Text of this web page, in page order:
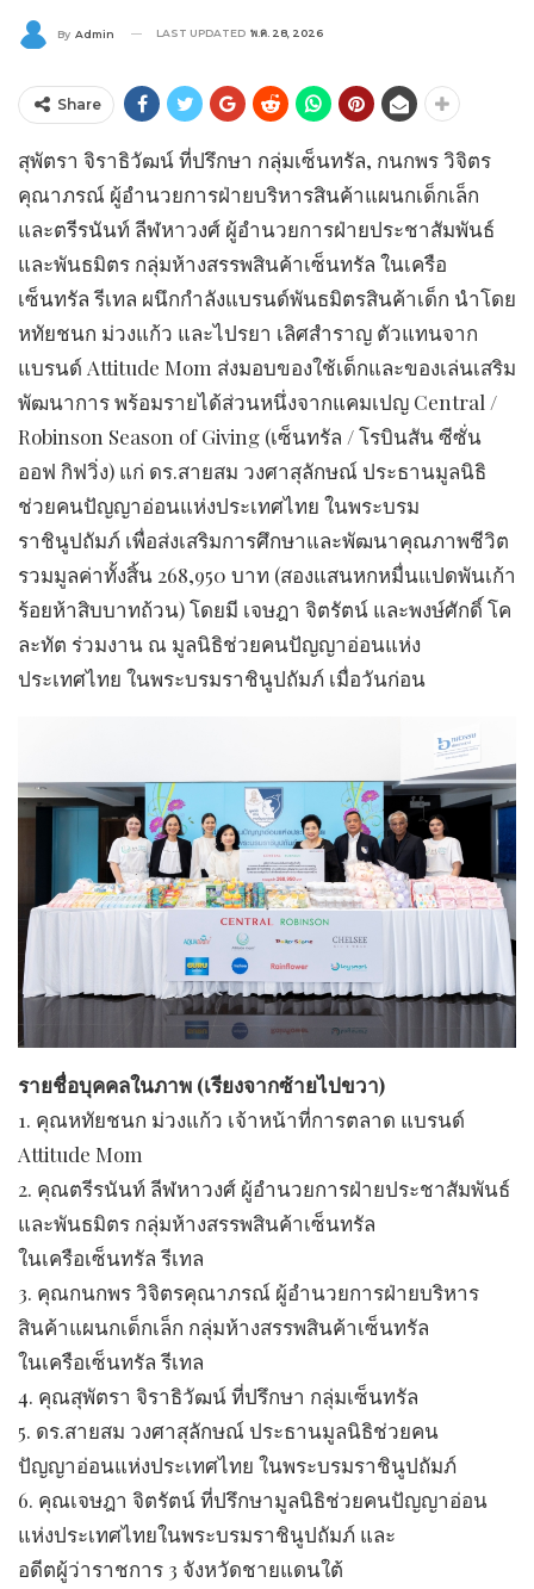
By Admin LAST UPDATED พ.ค. 28, 2026
Share
สุพัตรา จิราธิวัฒน์ ที่ปรึกษา กลุ่มเซ็นทรัล, กนกพร วิจิตร
คุณาภรณ์ ผู้อำนวยการฝ่ายบริหารสินค้าแผนกเด็กเล็ก
และตรีรนันท์ ลีฬหาวงศ์ ผู้อำนวยการฝ่ายประชาสัมพันธ์
และพันธมิตร กลุ่มห้างสรรพสินค้าเซ็นทรัล ในเครือ
เซ็นทรัล รีเทล ผนึกกำลังแบรนด์พันธมิตรสินค้าเด็ก นำโดย
หทัยชนก ม่วงแก้ว และไปรยา เลิศสำราญ ตัวแทนจาก
แบรนด์ Attitude Mom ส่งมอบของใช้เด็กและของเล่นเสริม
พัฒนาการ พร้อมรายได้ส่วนหนึ่งจากแคมเปญ Central /
Robinson Season of Giving (เซ็นทรัล / โรบินสัน ซีซั่น
ออฟ กิฟวิ่ง) แก่ ดร.สายสม วงศาสุลักษณ์ ประธานมูลนิธิ
ช่วยคนปัญญาอ่อนแห่งประเทศไทย ในพระบรม
ราชินูปถัมภ์ เพื่อส่งเสริมการศึกษาและพัฒนาคุณภาพชีวิต
รวมมูลค่าทั้งสิ้น 268,950 บาท (สองแสนหกหมื่นแปดพันเก้า
ร้อยห้าสิบบาทถ้วน) โดยมี เจษฎา จิตรัตน์ และพงษ์ศักดิ์ โค
ละทัต ร่วมงาน ณ มูลนิธิช่วยคนปัญญาอ่อนแห่ง
ประเทศไทย ในพระบรมราชินูปถัมภ์ เมื่อวันก่อน
รายชื่อบุคคลในภาพ (เรียงจากซ้ายไปขวา)
1. คุณหทัยชนก ม่วงแก้ว ​​​เจ้าหน้าที่การตลาด แบรนด์
Attitude Mom
2. คุณตรีรนันท์ ลีฬหาวงศ์ ​​​ผู้อำนวยการฝ่ายประชาสัมพันธ์
และพันธมิตร กลุ่มห้างสรรพสินค้าเซ็นทรัล
​​ในเครือเซ็นทรัล รีเทล
3. คุณกนกพร วิจิตรคุณาภรณ์ ​​​ผู้อำนวยการฝ่ายบริหาร
สินค้าแผนกเด็กเล็ก กลุ่มห้างสรรพสินค้าเซ็นทรัล
​​ในเครือเซ็นทรัล รีเทล
4. คุณสุพัตรา จิราธิวัฒน์ ​​​ที่ปรึกษา กลุ่มเซ็นทรัล
5. ดร.สายสม วงศาสุลักษณ์ ​​​ประธานมูลนิธิช่วยคน
ปัญญาอ่อนแห่งประเทศไทย ในพระบรมราชินูปถัมภ์
6. คุณเจษฎา จิตรัตน์ ​​​​ที่ปรึกษามูลนิธิช่วยคนปัญญาอ่อน
แห่งประเทศไทยในพระบรมราชินูปถัมภ์ และ
​​​​​อดีตผู้ว่าราชการ 3 จังหวัดชายแดนใต้